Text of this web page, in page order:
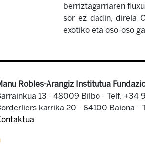
berriztagarriaren
sor ez dadin, direla
exotiko eta oso-oso
Robles-Arangiz Institutua
13 - 48009 Bilbo - Telf. +34
karrika 20 - 64100 Baiona -